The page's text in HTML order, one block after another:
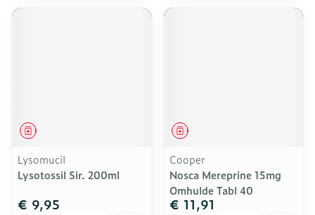
Geneesmiddel
Lysomucil
Lysotossil Sir. 200ml
€ 9,95
Geneesmiddel
Cooper
Nosca Mereprine 15mg
Omhulde Tabl 40
€ 11,91